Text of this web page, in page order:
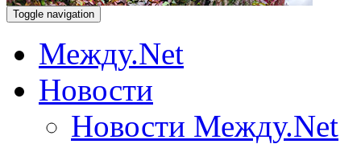
Toggle navigation
Между.Net
Новости
Новости Между.Net